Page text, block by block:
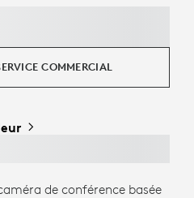
COMMERCIAL
de conférence basée